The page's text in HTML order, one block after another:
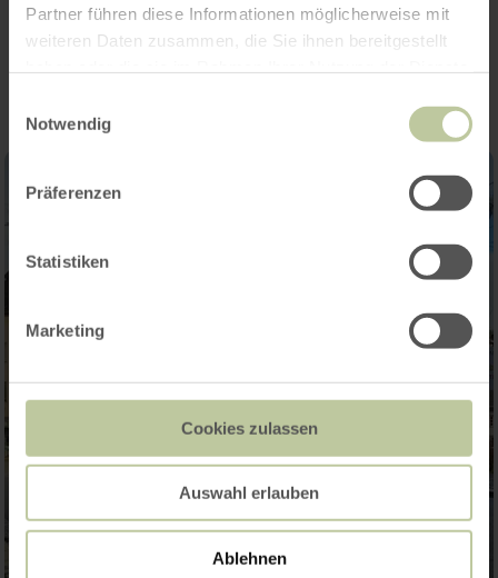
Partner führen diese Informationen möglicherweise mit
weiteren Daten zusammen, die Sie ihnen bereitgestellt
Notwendig
Präferenzen
Statistiken
Marketing
Cookies zulassen
Auswahl erlauben
Ablehnen
Impressions